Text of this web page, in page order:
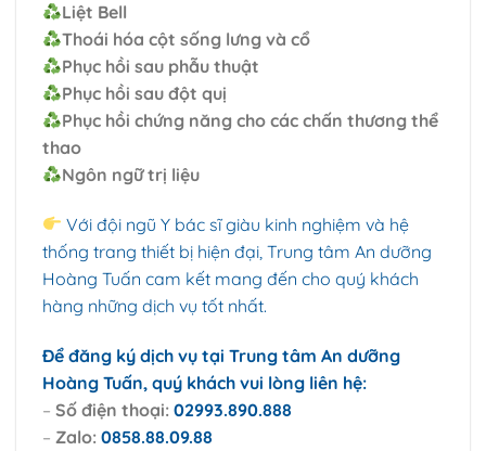
Liệt Bell
Thoái hóa cột sống lưng và cổ
Phục hồi sau phẫu thuật
Phục hồi sau đột quị
Phục hồi chứng năng cho các chấn thương thể
thao
Ngôn ngữ trị liệu
Với đội ngũ Y bác sĩ giàu kinh nghiệm và hệ
thống trang thiết bị hiện đại, Trung tâm An dưỡng
Hoàng Tuấn cam kết mang đến cho quý khách
hàng những dịch vụ tốt nhất.
Để đăng ký dịch vụ tại Trung tâm An dưỡng
Hoàng Tuấn, quý khách vui lòng liên hệ:
– Số điện thoại: 02993.890.888
– Zalo: 0858.88.09.88